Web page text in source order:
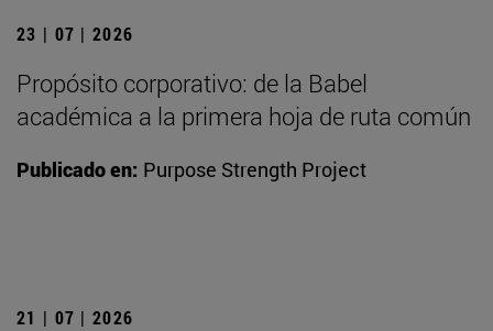
23 | 07 | 2026
Propósito corporativo: de la Babel
académica a la primera hoja de ruta común
Publicado en: Purpose Strength Project
21 | 07 | 2026